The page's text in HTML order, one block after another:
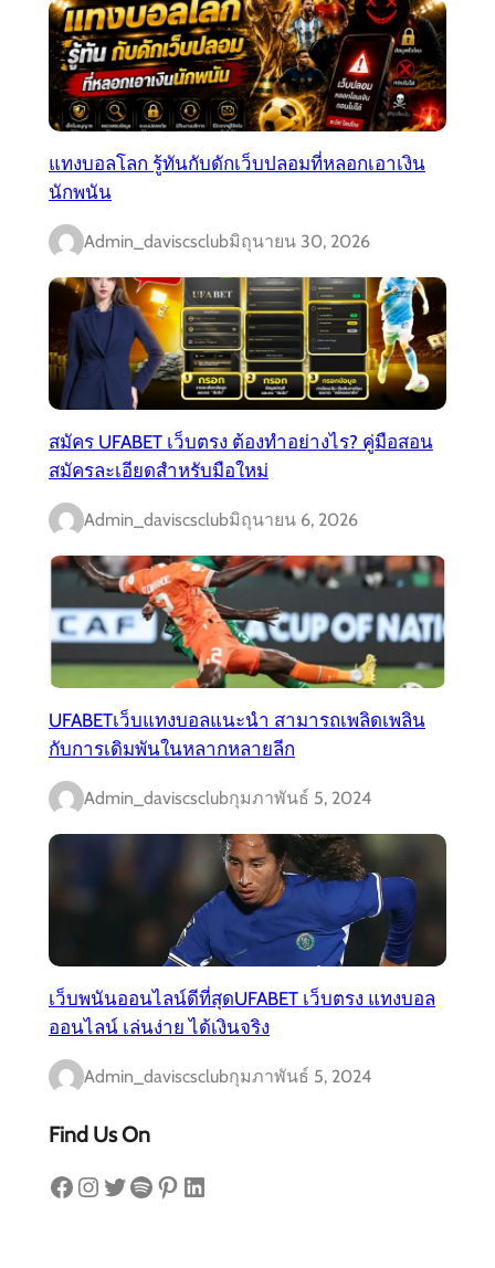
แทงบอลโลก รู้ทันกับดักเว็บปลอมที่หลอกเอาเงิน
นักพนัน
Admin_daviscsclubมิถุนายน 30, 2026
สมัคร UFABET เว็บตรง ต้องทำอย่างไร? คู่มือสอน
สมัครละเอียดสำหรับมือใหม่
Admin_daviscsclubมิถุนายน 6, 2026
UFABETเว็บแทงบอลแนะนำ สามารถเพลิดเพลิน
กับการเดิมพันในหลากหลายลีก
Admin_daviscsclubกุมภาพันธ์ 5, 2024
เว็บพนันออนไลน์ดีที่สุดUFABET เว็บตรง แทงบอล
ออนไลน์ เล่นง่าย ได้เงินจริง
Admin_daviscsclubกุมภาพันธ์ 5, 2024
Find Us On
Facebook Instagram Twitter Spotify Pinterest LinkedIn